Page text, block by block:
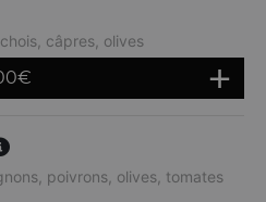
câpres, olives
€
poivrons, olives, tomates